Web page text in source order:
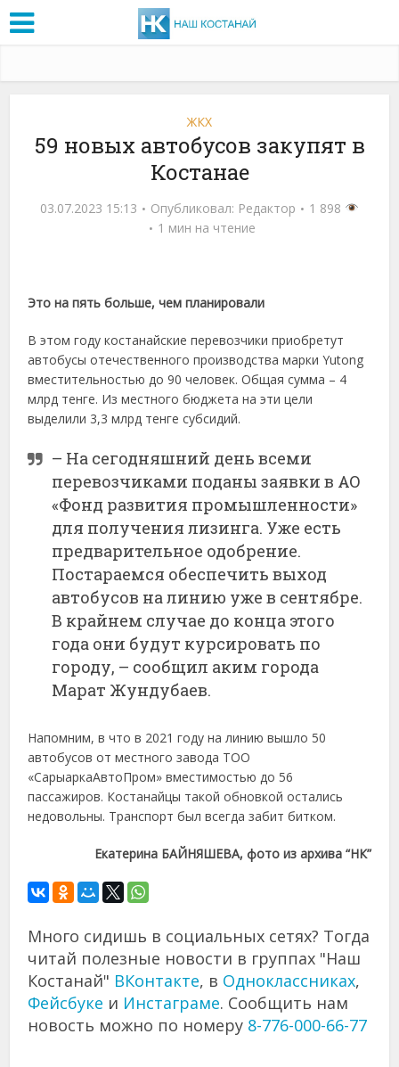
ЖКХ
59 новых автобусов закупят в
Костанае
03.07.2023 15:13 Опубликовал: Редактор
1 898
1 мин на чтение
Это на пять больше, чем планировали
В этом году костанайские перевозчики приобретут
автобусы отечественного производства марки Yutong
вместительностью до 90 человек. Общая сумма – 4
млрд тенге. Из местного бюджета на эти цели
выделили 3,3 млрд тенге субсидий.
– На сегодняшний день всеми
перевозчиками поданы заявки в АО
«Фонд развития промышленности»
для получения лизинга. Уже есть
предварительное одобрение.
Постараемся обеспечить выход
автобусов на линию уже в сентябре.
В крайнем случае до конца этого
года они будут курсировать по
городу, – сообщил аким города
Марат Жундубаев.
Напомним, в что в 2021 году на линию вышло 50
автобусов от местного завода ТОО
«СарыаркаАвтоПром» вместимостью до 56
пассажиров. Костанайцы такой обновкой остались
недовольны. Транспорт был всегда забит битком.
Екатерина БАЙНЯШЕВА, фото из архива “НК”
Много сидишь в социальных сетях? Тогда
читай полезные новости в группах "Наш
Костанай" ВКонтакте, в Одноклассниках,
Фейсбуке и Инстаграме. Сообщить нам
новость можно по номеру 8-776-000-66-77